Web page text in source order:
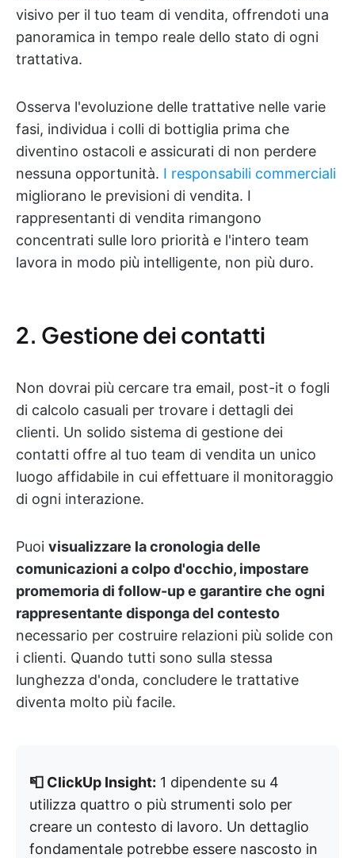
visivo per il tuo team di vendita, offrendoti una
panoramica in tempo reale dello stato di ogni
trattativa.
Osserva l'evoluzione delle trattative nelle varie
fasi, individua i colli di bottiglia prima che
diventino ostacoli e assicurati di non perdere
nessuna opportunità. I responsabili commerciali
migliorano le previsioni di vendita. I
rappresentanti di vendita rimangono
concentrati sulle loro priorità e l'intero team
lavora in modo più intelligente, non più duro.
2. Gestione dei contatti
Non dovrai più cercare tra email, post-it o fogli
di calcolo casuali per trovare i dettagli dei
clienti. Un solido sistema di gestione dei
contatti offre al tuo team di vendita un unico
luogo affidabile in cui effettuare il monitoraggio
di ogni interazione.
Puoi visualizzare la cronologia delle
comunicazioni a colpo d'occhio, impostare
promemoria di follow-up e garantire che ogni
rappresentante disponga del contesto
necessario per costruire relazioni più solide con
i clienti. Quando tutti sono sulla stessa
lunghezza d'onda, concludere le trattative
diventa molto più facile.
📮 ClickUp Insight: 1 dipendente su 4
utilizza quattro o più strumenti solo per
creare un contesto di lavoro. Un dettaglio
fondamentale potrebbe essere nascosto in